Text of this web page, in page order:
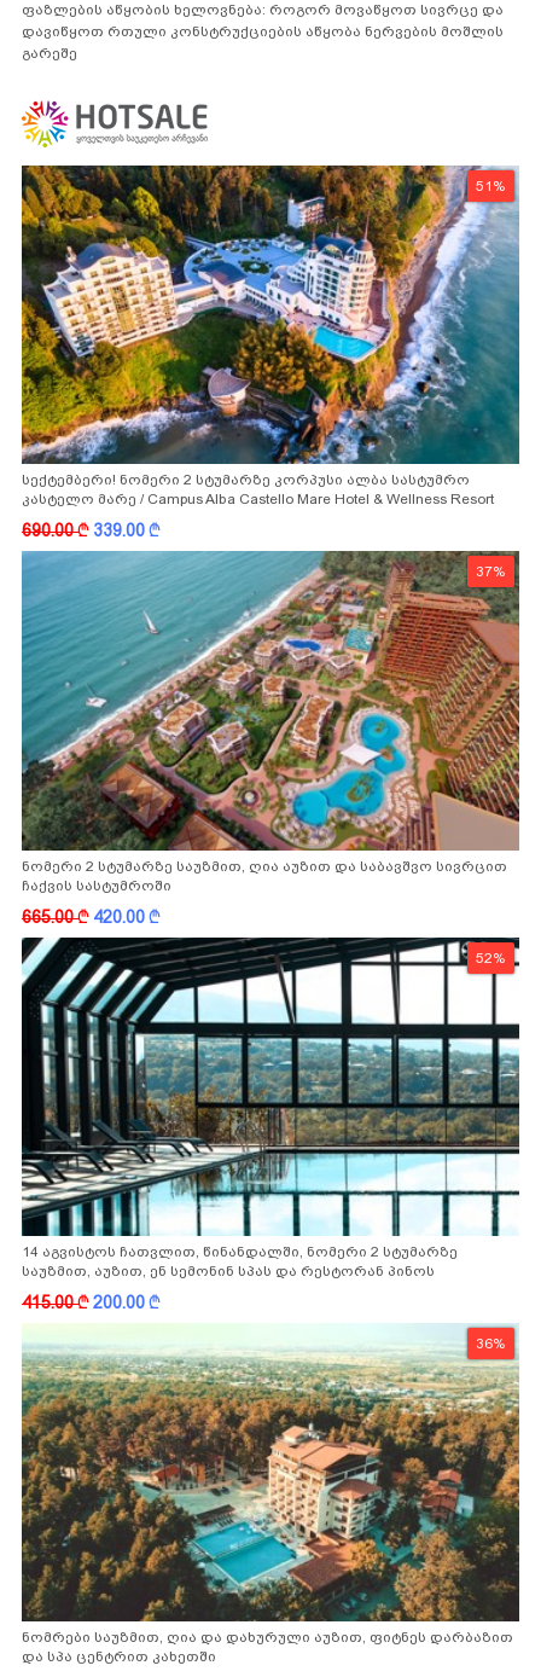
ფაზლების აწყობის ხელოვნება: როგორ მოვაწყოთ სივრცე და
დავიწყოთ რთული კონსტრუქციების აწყობა ნერვების მოშლის
გარეშე
51%
სექტემბერი! ნომერი 2 სტუმარზე კორპუსი ალბა სასტუმრო
კასტელო მარე / Campus Alba Castello Mare Hotel & Wellness Resort
-სგან!
690.00k 339.00k
37%
ნომერი 2 სტუმარზე საუზმით, ღია აუზით და საბავშვო სივრცით
ჩაქვის სასტუმროში
665.00k 420.00k
52%
14 აგვისტოს ჩათვლით, წინანდალში, ნომერი 2 სტუმარზე
საუზმით, აუზით, ენ სემონინ სპას და რესტორან პინოს
415.00k200.00k
36%
ნომრები საუზმით, ღია და დახურული აუზით, ფიტნეს დარბაზით
და სპა ცენტრით კახეთში